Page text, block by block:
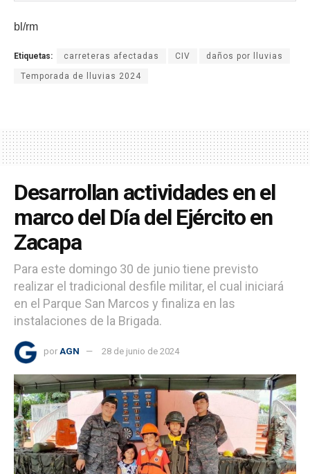
bl/rm
Etiquetas: carreteras afectadas CIV daños por lluvias
Temporada de lluvias 2024
Desarrollan actividades en el
marco del Día del Ejército en
Zacapa
Para este domingo 30 de junio tiene previsto
realizar el tradicional desfile militar, el cual iniciará
en el Parque San Marcos y finaliza en las
instalaciones de la Brigada.
por AGN 28 de junio de 2024